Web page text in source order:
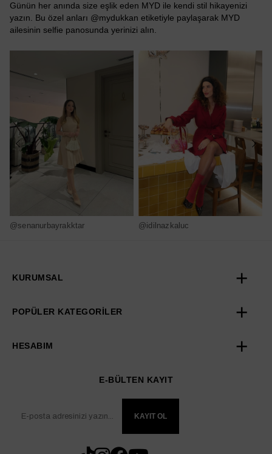
Günün her anında size eşlik eden MYD ile kendi stil hikayenizi
yazın. Bu özel anları @mydukkan etiketiyle paylaşarak MYD
ailesinin selfie panosunda yerinizi alın.
@senanurbayrakktar @idilnazkaluc
KURUMSAL
POPÜLER KATEGORİLER
HESABIM
E-BÜLTEN KAYIT
KAYIT OL